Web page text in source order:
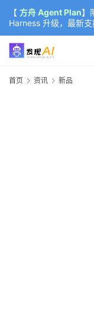
【 方舟 Agent Plan】
Harness 升级，最新
K3（部分）、GLM-5.2
首页 资讯 新品